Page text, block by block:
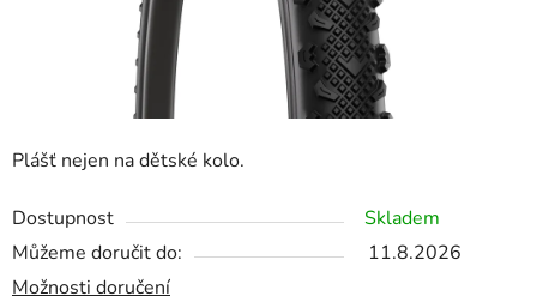
Plášť nejen na dětské kolo.
Dostupnost
Skladem
Můžeme doručit do:
11.8.2026
Možnosti doručení